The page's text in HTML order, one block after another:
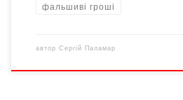
фальшиві гроші
автор Сергій Паламар